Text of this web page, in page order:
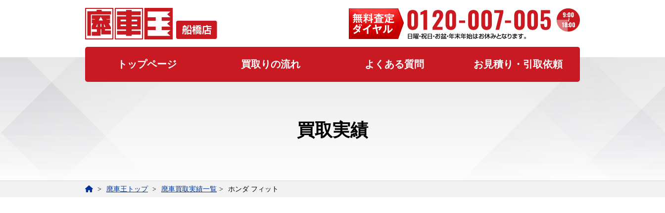
トップページ 買取りの流れ よくある質問 お見積り・引取依頼
買取実績
廃車王トップ 廃車買取実績一覧 ホンダ フィット